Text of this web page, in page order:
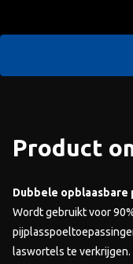
• Snel en eenvoudig te
Product
Dubbele
Wordt gebruikt voor
laswortels te verkrijgen.